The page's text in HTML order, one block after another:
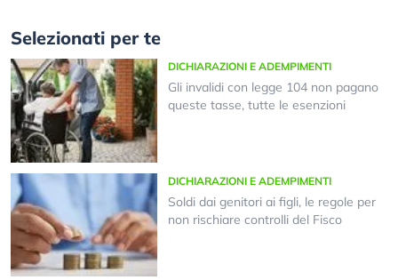
Selezionati per te
DICHIARAZIONI E ADEMPIMENTI
Gli invalidi con legge 104 non pagano
queste tasse, tutte le esenzioni
DICHIARAZIONI E ADEMPIMENTI
Soldi dai genitori ai figli, le regole per
non rischiare controlli del Fisco